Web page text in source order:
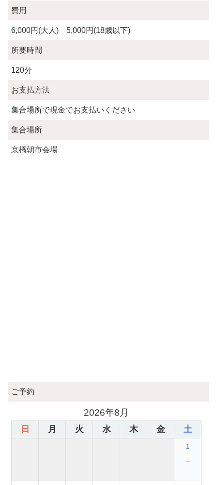
費用
6,000円(大人) 5,000円(18歳以下)
所要時間
120分
お支払方法
集合場所で現金でお支払いください
集合場所
京橋朝市会場
ご予約
2026年8月
日 月 火 水 木 金 土
1
－